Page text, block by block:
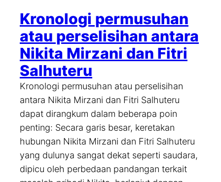
Kronologi permusuhan
atau perselisihan antara
Nikita Mirzani dan Fitri
Salhuteru
Kronologi permusuhan atau perselisihan
antara Nikita Mirzani dan Fitri Salhuteru
dapat dirangkum dalam beberapa poin
penting: Secara garis besar, keretakan
hubungan Nikita Mirzani dan Fitri Salhuteru
yang dulunya sangat dekat seperti saudara,
dipicu oleh perbedaan pandangan terkait